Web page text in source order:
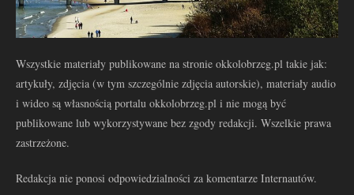
Wszystkie materiały publikowane na stronie okkolobrzeg.pl takie jak:
artykuły, zdjęcia (w tym szczególnie zdjęcia autorskie), materiały audio
i wideo są własnością portalu okkolobrzeg.pl i nie mogą być
publikowane lub wykorzystywane bez zgody redakcji. Wszelkie prawa
zastrzeżone.
Redakcja nie ponosi odpowiedzialności za komentarze Internautów.